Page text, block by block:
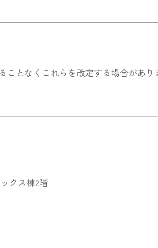
となくこれらを改定する場合があ
クス棟2階